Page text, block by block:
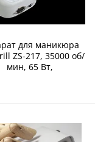
для маникюра
ZS-217, 35000 об/
мин, 65 Вт,